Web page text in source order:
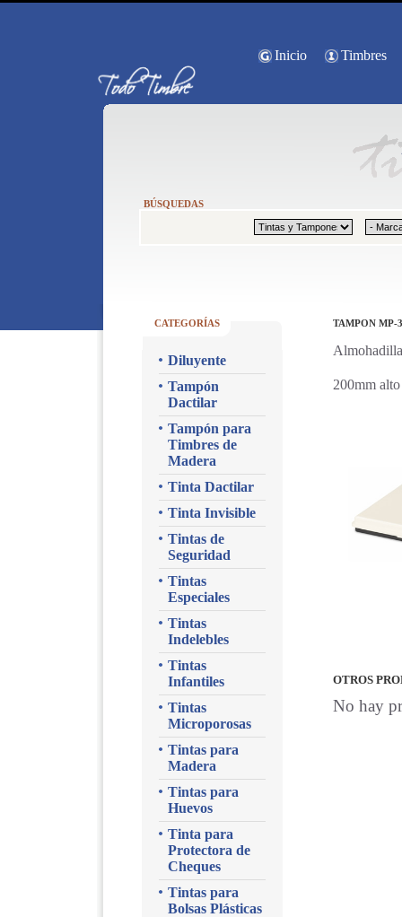
Inicio Timbres
BÚSQUEDAS
CATEGORÍAS
Diluyente
Tampón
Dactilar
Tampón para
Timbres de
Madera
Tinta Dactilar
Tinta Invisible
Tintas de
Seguridad
Tintas
Especiales
Tintas
Indelebles
Tintas
Infantiles
Tintas
Microporosas
Tintas para
Madera
Tintas para
Huevos
Tinta para
Protectora de
Cheques
Tintas para
Bolsas Plásticas
TAMPON MP-
200mm
OTROS
No hay